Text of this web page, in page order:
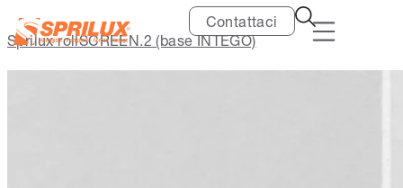
Contattaci
Sprilux rollSCREEN.2 (base INTEGO)